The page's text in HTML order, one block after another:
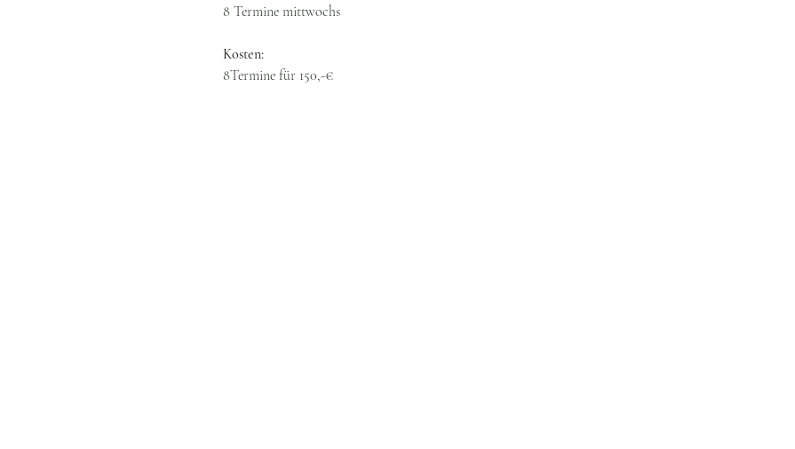
8 Termine mittwochs
Kosten:
8Termine für 150,-€